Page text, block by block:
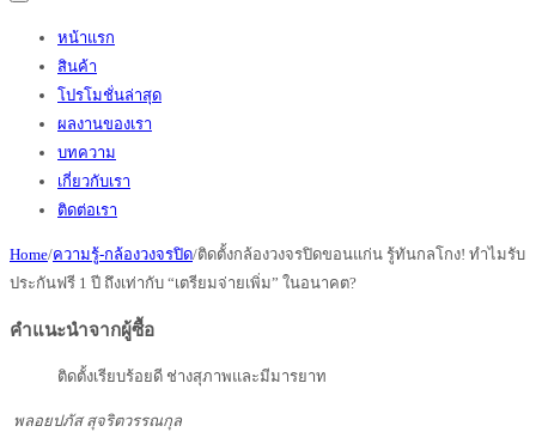
หน้าแรก
สินค้า
โปรโมชั่นล่าสุด
ผลงานของเรา
บทความ
เกี่ยวกับเรา
ติดต่อเรา
Home/ความรู้-กล้องวงจรปิด/ติดตั้งกล้องวงจรปิดขอนแก่น รู้ทันกลโกง! ทำไมรับ
ประกันฟรี 1 ปี ถึงเท่ากับ “เตรียมจ่ายเพิ่ม” ในอนาคต?
คำแนะนำจากผู้ซื้อ
ติดตั้งเรียบร้อยดี ช่างสุภาพและมีมารยาท
พลอยปภัส สุจริตวรรณกุล